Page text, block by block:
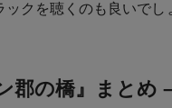
クを聴くのも良いでし
郡の橋』まとめ